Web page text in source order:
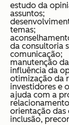
estudo da
assuntos;
temas;
da consultoria
comunicação;
manutenção
influência da
otimização da
investidores e
ajuda com a
orientação das
inclusão,